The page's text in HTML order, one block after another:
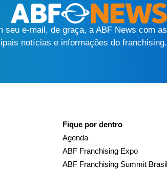
seu e-mail, de graça, a ABF News com as
notícias e informações do franchising.
Fique por dentro
Agenda
ABF Franchising Expo
ABF Franchising Summit Brasil